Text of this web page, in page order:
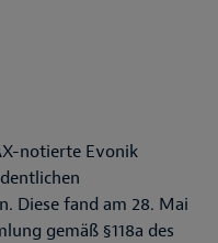
notierte Evonik
Diese fand am 28. Mai
gemäß §118a des